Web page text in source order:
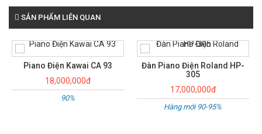
SẢN PHẨM LIÊN QUAN
Đàn Piano Điện Roland HP-
17,000,000đ